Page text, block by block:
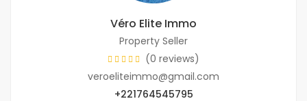
Véro Elite Immo
Property Seller
(0 reviews)
veroeliteimmo@gmail.com
+221764545795